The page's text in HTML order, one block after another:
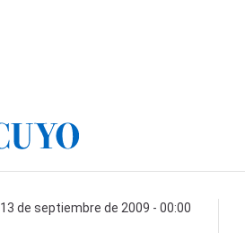
13 de septiembre de 2009 - 00:00